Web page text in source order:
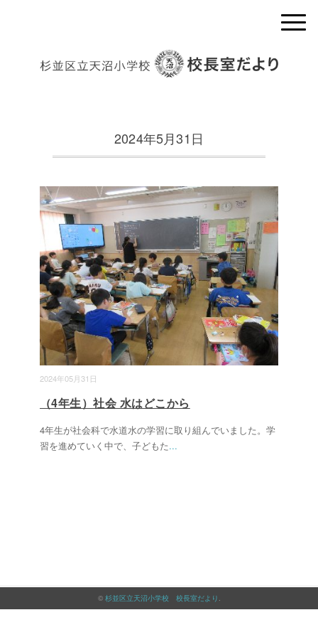
2024年5月31日
2024年05月31日
（4年生）社会 水はどこから
4年生が社会科で水道水の学習に取り組んでいました。学
習を進めていく中で、子どもた...
© 杉並区立天沼小学校 校長室だより .